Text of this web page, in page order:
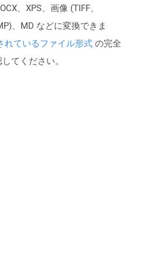
、XPS、画像 (TIFF、
、MD などに変換できま
れているファイル形式 の完全
てください。